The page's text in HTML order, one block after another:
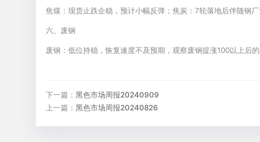
焦煤：现货止跌企稳，预计小幅反弹；焦炭：7轮落地后伴随钢
六、废钢
废钢：低位持稳，恢复速度不及预期，观察废钢提涨100以上后
下一篇： 黑色市场周报20240909
上一篇： 黑色市场周报20240826